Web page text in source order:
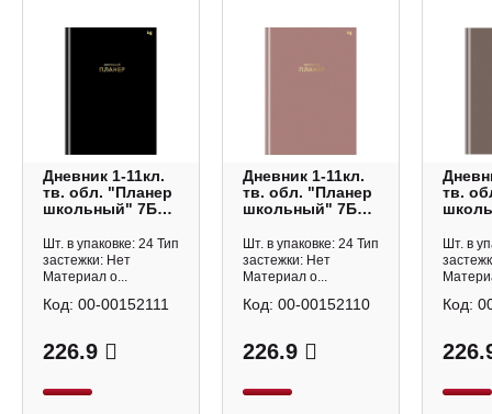
Дневник 1-11кл.
тв. обл. "Планер
школьный" 7БЦ,
Пш5т64_лм_тф
06323 BG
Шт. в упаковке: 24 Тип
застежки: Нет
Материал о...
226.9
Код: 00-00152111
Дневник 1-11кл.
тв. обл. "Планер
школьный" 7БЦ,
Пш5т64_лм_тф
06324 BG
Шт. в упаковке: 24 Тип
застежки: Нет
Материал о...
226.9
Код: 00-00152110
тв.
06327
Шт. в
Код: